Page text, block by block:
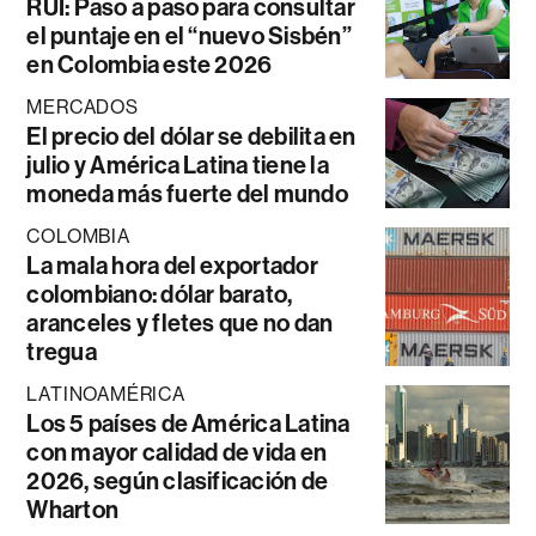
RUI: Paso a paso para consultar
el puntaje en el “nuevo Sisbén”
en Colombia este 2026
MERCADOS
El precio del dólar se debilita en
julio y América Latina tiene la
moneda más fuerte del mundo
COLOMBIA
La mala hora del exportador
colombiano: dólar barato,
aranceles y fletes que no dan
tregua
LATINOAMÉRICA
Los 5 países de América Latina
con mayor calidad de vida en
2026, según clasificación de
Wharton